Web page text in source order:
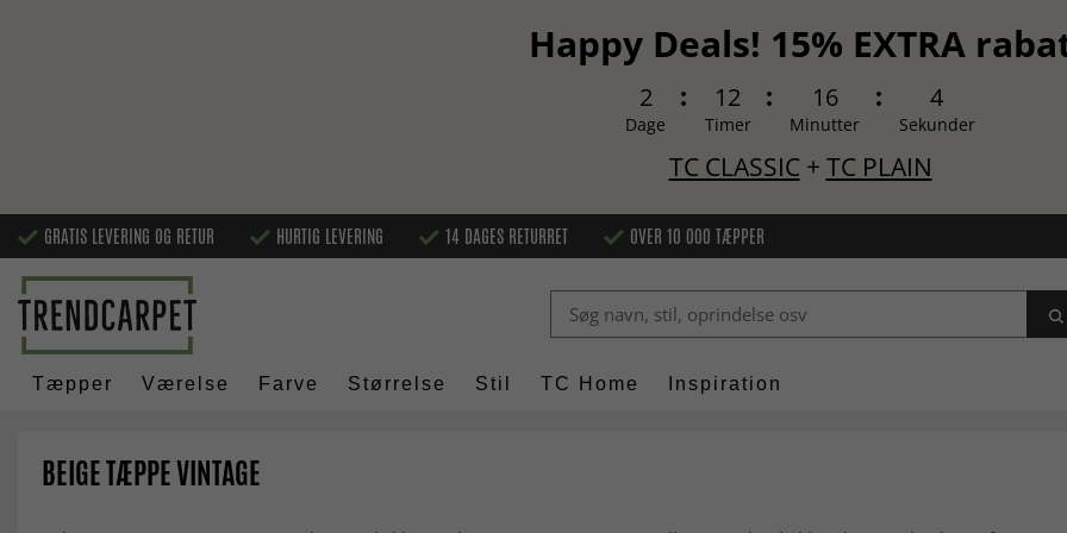
Happy Deals! 15% EXTRA
2
Dage
12
Timer
16
Minutter
2
Sekunder
TC CLASSIC+ TC PLAIN
GRATIS LEVERING OG RETUR HURTIG LEVERING 14 DAGES RETURRET OVER 10 000 TÆPPER
Tæpper Værelse Farve Størrelse Stil TC Home Inspiration
BEIGE TÆPPE VINTAGE